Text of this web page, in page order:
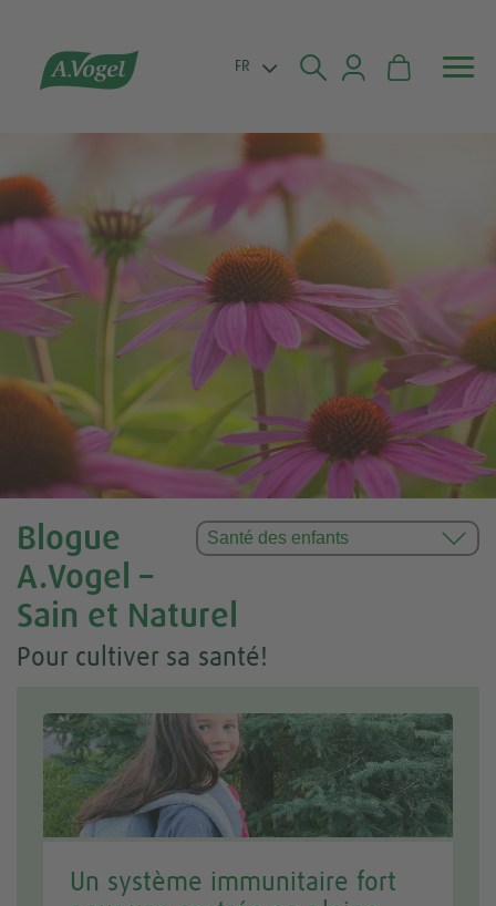

 FR
Blogue
A.Vogel –
Sain et Naturel
Pour cultiver sa santé!
Un système immunitaire fort